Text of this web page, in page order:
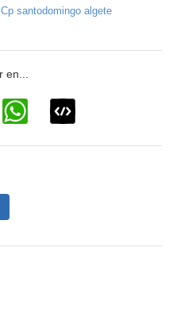
Cp santodomingo algete